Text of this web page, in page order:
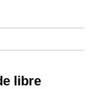
libre